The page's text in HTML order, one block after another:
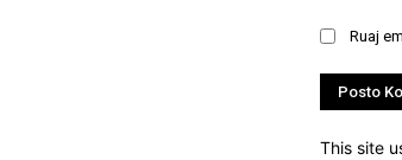
Ruaj
This site